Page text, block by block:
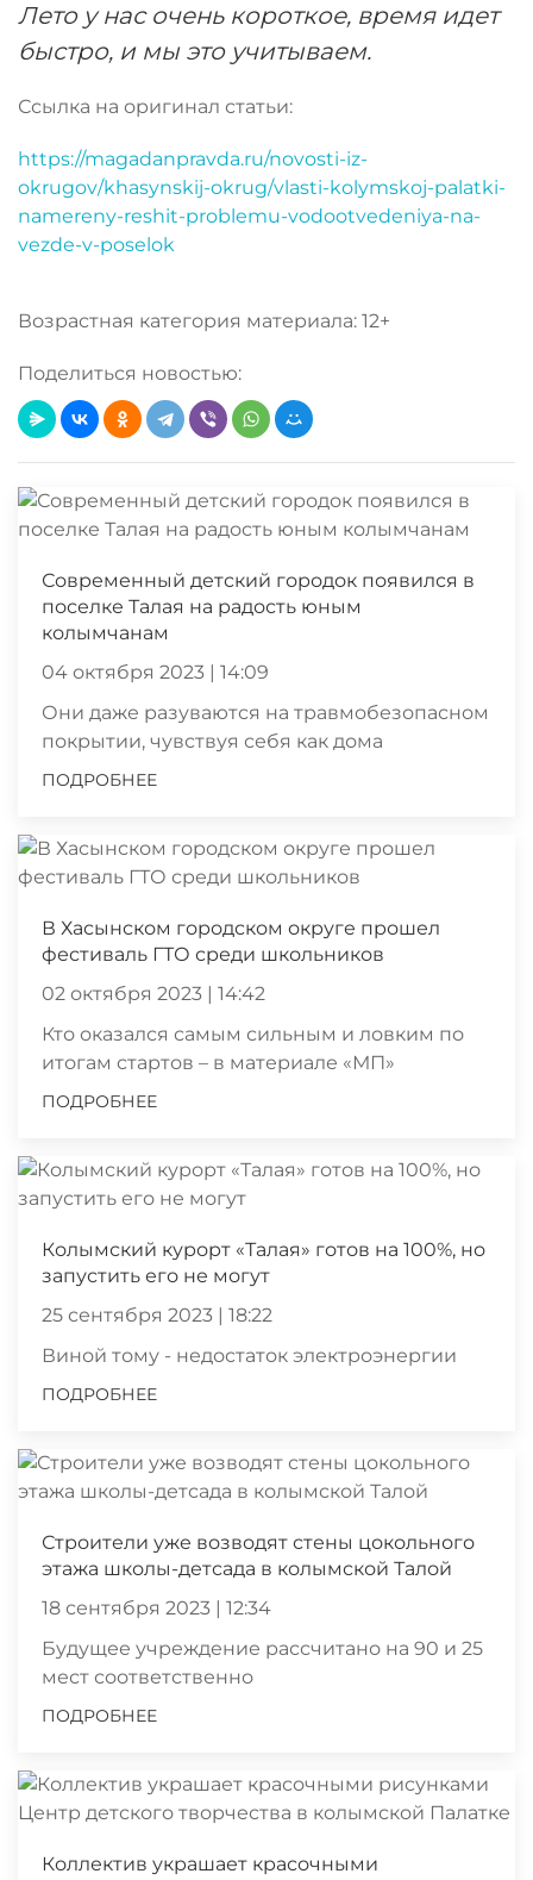
Лето у нас очень короткое, время идет
быстро, и мы это учитываем.
Ссылка на оригинал статьи:
https://magadanpravda.ru/novosti-iz-
okrugov/khasynskij-okrug/vlasti-kolymskoj-palatki-
namereny-reshit-problemu-vodootvedeniya-na-
vezde-v-poselok
Возрастная категория материала: 12+
Поделиться новостью:
Современный детский городок появился в
поселке Талая на радость юным
колымчанам
04 октября 2023 | 14:09
Они даже разуваются на травмобезопасном
покрытии, чувствуя себя как дома
ПОДРОБНЕЕ
В Хасынском городском округе прошел
фестиваль ГТО среди школьников
02 октября 2023 | 14:42
Кто оказался самым сильным и ловким по
итогам стартов – в материале «МП»
ПОДРОБНЕЕ
Колымский курорт «Талая» готов на 100%, но
запустить его не могут
25 сентября 2023 | 18:22
Виной тому - недостаток электроэнергии
ПОДРОБНЕЕ
Строители уже возводят стены цокольного
этажа школы-детсада в колымской Талой
18 сентября 2023 | 12:34
Будущее учреждение рассчитано на 90 и 25
мест соответственно
ПОДРОБНЕЕ
Коллектив украшает красочными